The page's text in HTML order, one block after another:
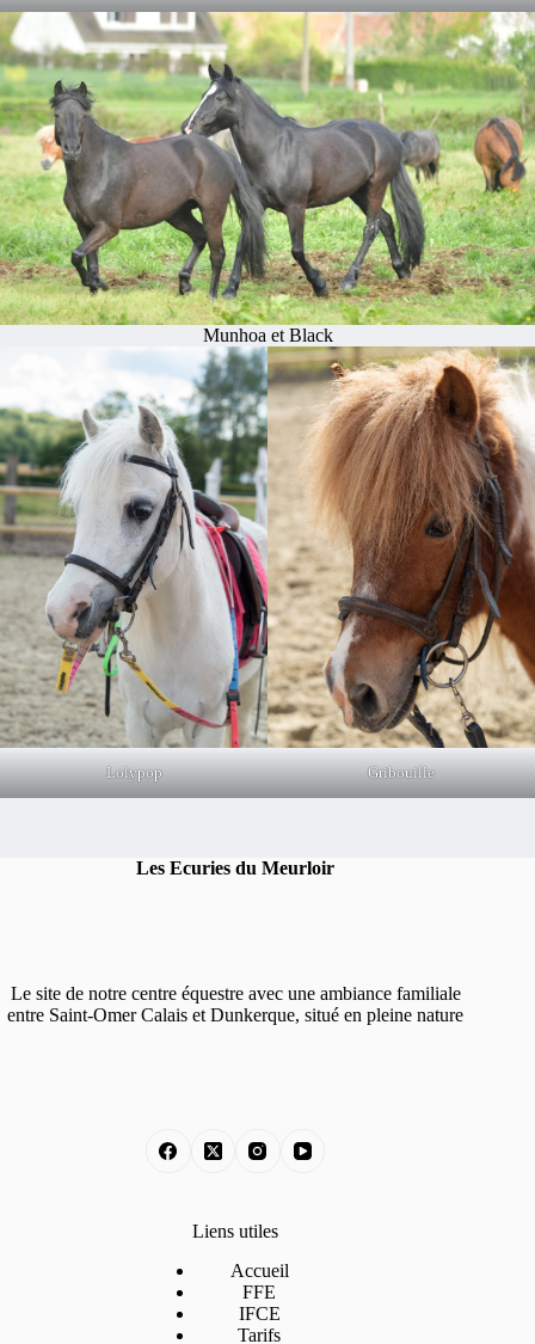
Munhoa et Black
Lolypop Gribouille
Les Ecuries du Meurloir
Le site de notre centre équestre avec une ambiance familiale
entre Saint-Omer Calais et Dunkerque, situé en pleine nature
Liens utiles
Accueil
FFE
IFCE
Tarifs